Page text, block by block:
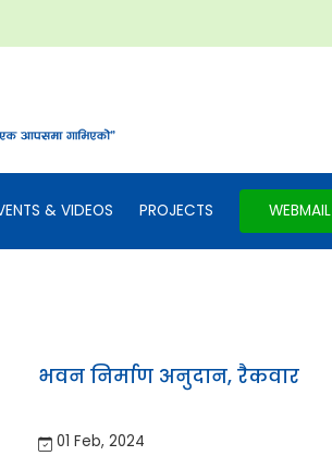
& VIDEOS PROJECTS WEBMAIL
भवन निर्माण अनुदान, रैकवार
01 Feb, 2024